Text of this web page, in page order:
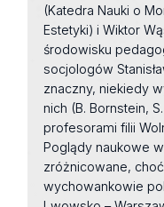
(Katedra Nauki o
Estetyki) i Wiktor
środowisku
socjologów
znaczny, niekiedy
nich (B. Bornstein,
profesorami filii
Poglądy naukowe
zróżnicowane,
wychowankowie